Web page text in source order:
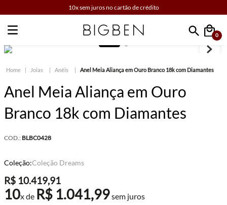
10x sem juros no cartão de crédito
Faça sua busca
0
Joias Anéis Anel Meia Aliança em Ouro Branco 18k com Diamantes
Anel Meia Aliança em Ouro
Branco 18k com Diamantes
COD.: BLBC0428
Coleção:Coleção Dreams
R$ 10.419,91
10x de R$ 1.041,99sem juros